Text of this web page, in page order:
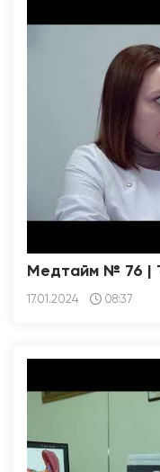
Медтайм № 76 |
17.01.2024 08:37